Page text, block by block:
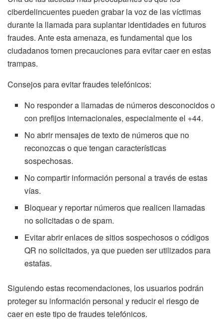
ciberdelincuentes pueden grabar la voz de las víctimas
durante la llamada para suplantar identidades en futuros
fraudes. Ante esta amenaza, es fundamental que los
ciudadanos tomen precauciones para evitar caer en estas
trampas.
Consejos para evitar fraudes telefónicos:
No responder a llamadas de números desconocidos o
con prefijos internacionales, especialmente el +44.
No abrir mensajes de texto de números que no
reconozcas o que tengan características
sospechosas.
No compartir información personal a través de estas
vías.
Bloquear y reportar números que realicen llamadas
no solicitadas o de spam.
Evitar abrir enlaces de sitios sospechosos o códigos
QR no solicitados, ya que pueden ser utilizados para
estafas.
Siguiendo estas recomendaciones, los usuarios podrán
proteger su información personal y reducir el riesgo de
caer en este tipo de fraudes telefónicos.